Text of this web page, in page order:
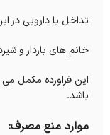
تداخل با دارویی
خانم های باردار و
این فراورده مکمل
باشد.
موارد منع مصرف: